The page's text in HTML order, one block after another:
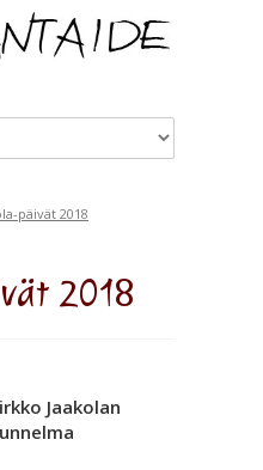
päivät 2018
2018
Jaakolan